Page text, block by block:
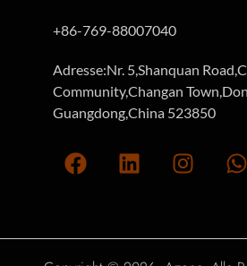
+86-769-88007040
Adresse:Nr. 5,Shanquan
Community,Changan
Guangdong,China 523850